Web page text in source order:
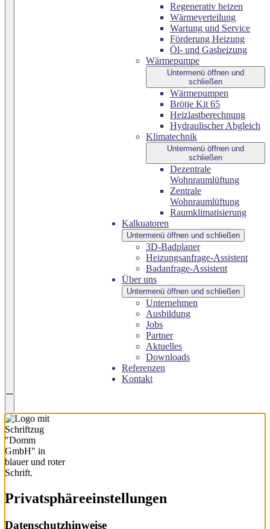
Regenerativ heizen
Wärmeverteilung
Wartung und Service
Förderung Heizung
Öl- und Gasheizung
Wärmepumpe
Untermenü öffnen und
schließen
Wärmepumpen
Brötje Kit 65
Heizlastberechnung
Hydraulischer Abgleich
Klimatechnik
Untermenü öffnen und
schließen
Dezentrale
Wohnraumlüftung
Zentrale
Wohnraumlüftung
Raumklimatisierung
Kalkuatoren
Untermenü öffnen und schließen
3D-Badplaner
Heizungsanfrage-Assistent
Badanfrage-Assistent
Über uns
Untermenü öffnen und schließen
Unternehmen
Ausbildung
Jobs
Partner
Aktuelles
Downloads
Referenzen
Kontakt
Privatsphäre­einstellungen
Datenschutzhinweise